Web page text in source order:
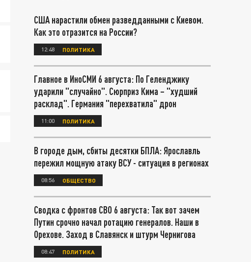
США нарастили обмен разведданными с Киевом.
Как это отразится на России?
12:48 ПОЛИТИКА
Главное в ИноСМИ 6 августа: По Геленджику
ударили "случайно". Сюрприз Кима – "худший
расклад". Германия "перехватила" дрон
11:00 ПОЛИТИКА
В городе дым, сбиты десятки БПЛА: Ярославль
пережил мощную атаку ВСУ - ситуация в регионах
08:56 ОБЩЕСТВО
Сводка с фронтов СВО 6 августа: Так вот зачем
Путин срочно начал ротацию генералов. Наши в
Орехове. Заход в Славянск и штурм Чернигова
08:47 ПОЛИТИКА